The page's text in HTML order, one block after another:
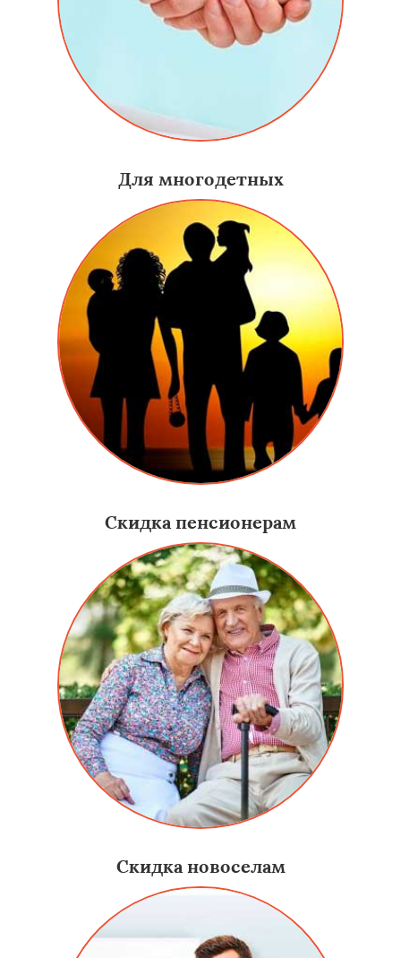
Для многодетных
Скидка пенсионерам
Скидка новоселам